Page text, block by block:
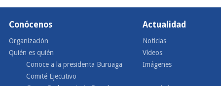
Conócenos
Organización
Quién es quién
Conoce a la presidenta Buruaga
Comité Ejecutivo
Actualidad
Noticias
Vídeos
Imágenes